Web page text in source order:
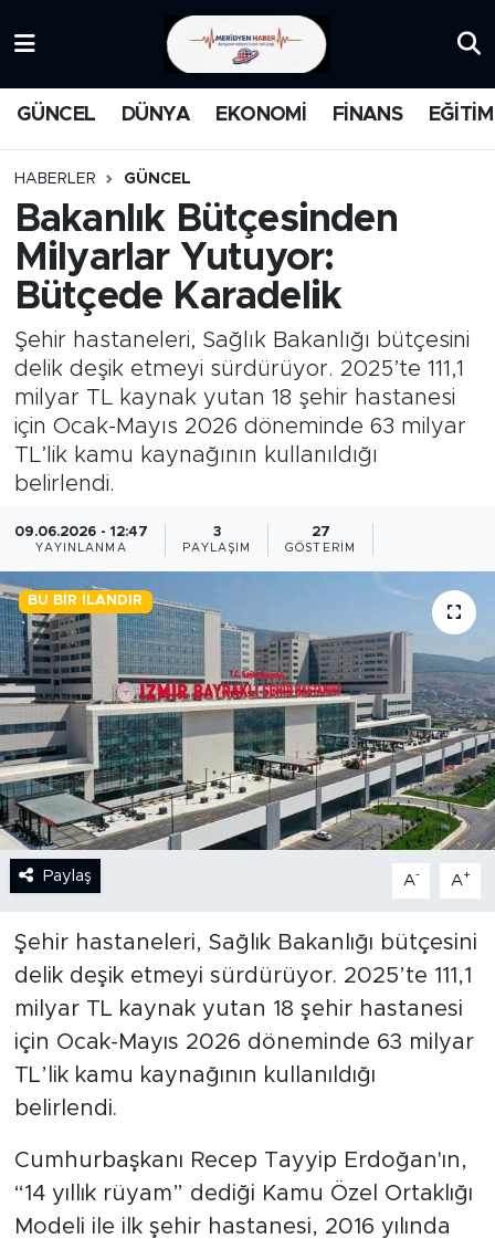
GÜNCEL DÜNYA EKONOMİ FİNANS EĞİTİM
HABERLER GÜNCEL
Bakanlık Bütçesinden
Milyarlar Yutuyor:
Bütçede Karadelik
Şehir hastaneleri, Sağlık Bakanlığı bütçesini
delik deşik etmeyi sürdürüyor. 2025’te 111,1
milyar TL kaynak yutan 18 şehir hastanesi
için Ocak-Mayıs 2026 döneminde 63 milyar
TL’lik kamu kaynağının kullanıldığı
belirlendi.
09.06.2026 - 12:47
YAYINLANMA
3
PAYLAŞIM
27
GÖSTERIM
BU BIR İLANDIR
Paylaş A- A+
Şehir hastaneleri, Sağlık Bakanlığı bütçesini
delik deşik etmeyi sürdürüyor. 2025’te 111,1
milyar TL kaynak yutan 18 şehir hastanesi
için Ocak-Mayıs 2026 döneminde 63 milyar
TL’lik kamu kaynağının kullanıldığı
belirlendi.
Cumhurbaşkanı Recep Tayyip Erdoğan'ın,
“14 yıllık rüyam” dediği Kamu Özel Ortaklığı
Modeli ile ilk şehir hastanesi, 2016 yılında
MEDYA
FİNANS
DÜNYA
GÜNCEL
KARİKATÜR
BİLİM-TEKNOLOJİ
RÖPÖRTAJ
ANALİZ
NOSTALJİ
KULİS
YAZARLAR
DİNİ
POLİTİKA
EKONOMİ
SPOR
KÜLTÜR SANAT
YAŞAM
TARİHTEN GÜNÜMÜZE
Trafik Durumu
Süper Lig Puan Durumu ve Fikstür
Tüm Manşetler
Son Dakika Haberleri
Haber Arşivi